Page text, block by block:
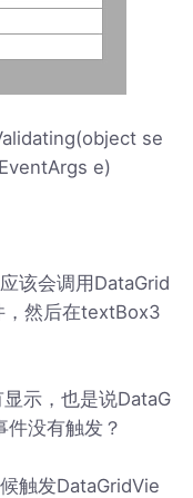
se
e)
该会调用DataGrid
然后在textBox3
示，也是说DataG
没有触发？
触发DataGridVie